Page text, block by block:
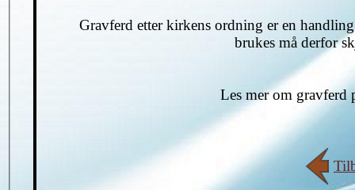
Gravferd etter kirkens ordning er en
brukes må derfor
Les mer om gravferd